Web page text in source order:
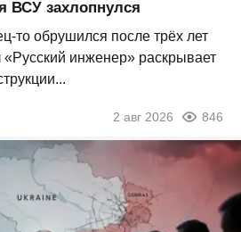
ВСУ захлопнулся
то обрушился после трёх лет
«Русский инженер» раскрывает
2 авг 2026 846